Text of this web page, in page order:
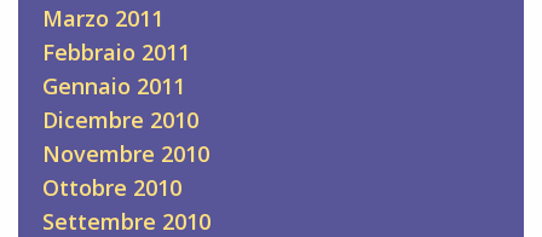
Marzo 2011
Febbraio 2011
Gennaio 2011
Dicembre 2010
Novembre 2010
Ottobre 2010
Settembre 2010